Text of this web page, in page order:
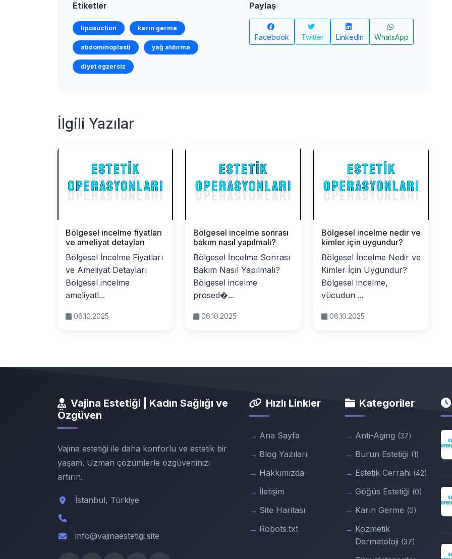
Etiketler
liposuction karın germe
abdominoplasti yağ aldırma
diyet egzersiz
Paylaş
Facebook Twitter LinkedIn WhatsApp
İlgili Yazılar
Bölgesel incelme fiyatları
ve ameliyat detayları
Bölgesel İncelme Fiyatları
ve Ameliyat Detayları
Bölgesel incelme
ameliyatl...
06.10.2025
Bölgesel incelme sonrası
bakım nasıl yapılmalı?
Bölgesel İncelme Sonrası
Bakım Nasıl Yapılmalı?
Bölgesel incelme
prosed�...
06.10.2025
Bölgesel incelme nedir ve
kimler için uygundur?
Bölgesel İncelme Nedir ve
Kimler İçin Uygundur?
Bölgesel incelme,
vücudun ...
06.10.2025
Vajina Estetiği | Kadın Sağlığı ve
Özgüven
Vajina estetiği ile daha konforlu ve estetik bir
yaşam. Uzman çözümlerle özgüveninizi
artırın.
İstanbul, Türkiye
info@vajinaestetigi.site
Hızlı Linkler
Ana Sayfa
Blog Yazıları
Hakkımızda
İletişim
Site Haritası
Robots.txt
Kategoriler
Anti-Aging (37)
Burun Estetiği (1)
Estetik Cerrahi (42)
Göğüs Estetiği (0)
Karın Germe (0)
Kozmetik
Dermatoloji (37)